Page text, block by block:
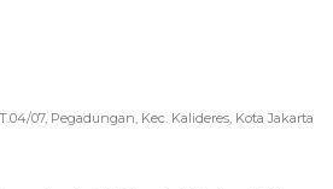
07, Pegadungan, Kec. Kalideres, Kota Jakarta